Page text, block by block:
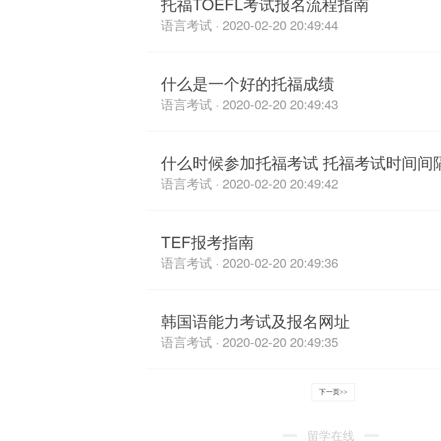
语言考试 · 2020-02-20 20:49:44
什么是一个好的托福成绩
语言考试 · 2020-02-20 20:49:43
什么时候参加托福考试 托福考试时间间
语言考试 · 2020-02-20 20:49:42
TEF报考指南
语言考试 · 2020-02-20 20:49:36
韩国语能力考试及报名网址
语言考试 · 2020-02-20 20:49:35
下一页>>
留学在线